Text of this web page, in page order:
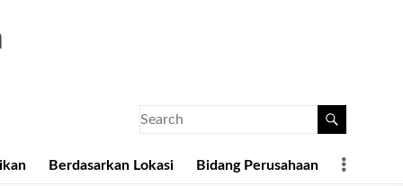
Berdasarkan Lokasi Bidang Perusahaan